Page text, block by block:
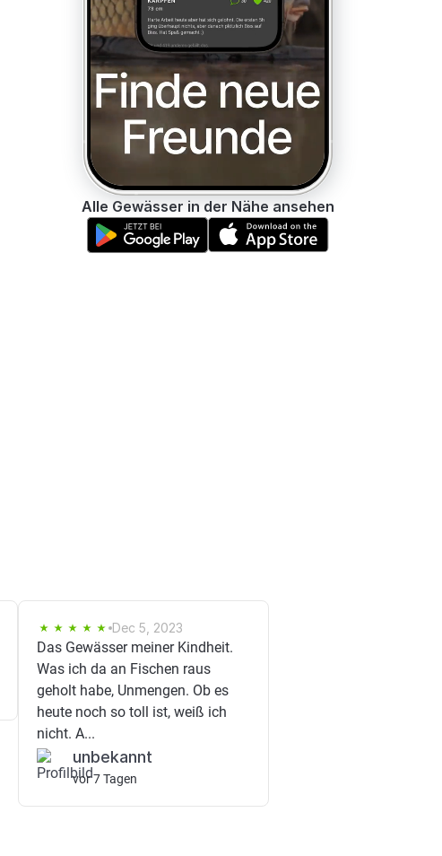
Alle Gewässer in der Nähe ansehen
Dec 5, 2023
Das Gewässer meiner Kindheit.
Was ich da an Fischen raus
geholt habe, Unmengen. Ob es
heute noch so toll ist, weiß ich
nicht. A...
unbekannt
vor 7 Tagen